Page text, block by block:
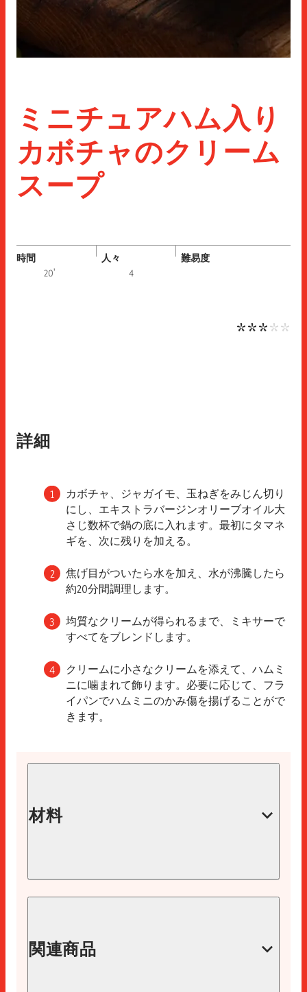
ミニチュアハム入り
カボチャのクリーム
スープ
時間
20'
人々
4
難易度
詳細
カボチャ、ジャガイモ、玉ねぎをみじん切り
にし、エキストラバージンオリーブオイル大
さじ数杯で鍋の底に入れます。最初にタマネ
ギを、次に残りを加える。
焦げ目がついたら水を加え、水が沸騰したら
約20分間調理します。
均質なクリームが得られるまで、ミキサーで
すべてをブレンドします。
クリームに小さなクリームを添えて、ハムミ
ニに噛まれて飾ります。必要に応じて、フラ
イパンでハムミニのかみ傷を揚げることがで
きます。
材料
1kg のカボチャ（樹皮やピップなし)
大きな玉ねぎ 1 個
3 つのニンジン
関連商品